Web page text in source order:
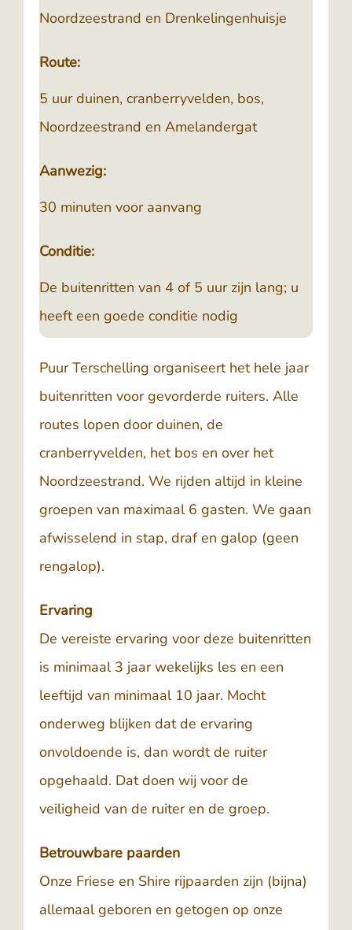
Noordzeestrand en Drenkelingenhuisje
Route:
5 uur duinen, cranberryvelden, bos,
Noordzeestrand en Amelandergat
Aanwezig:
30 minuten voor aanvang
Conditie:
De buitenritten van 4 of 5 uur zijn lang; u
heeft een goede conditie nodig
Puur Terschelling organiseert het hele jaar
buitenritten voor gevorderde ruiters. Alle
routes lopen door duinen, de
cranberryvelden, het bos en over het
Noordzeestrand. We rijden altijd in kleine
groepen van maximaal 6 gasten. We gaan
afwisselend in stap, draf en galop (geen
rengalop).
Ervaring
De vereiste ervaring voor deze buitenritten
is minimaal 3 jaar wekelijks les en een
leeftijd van minimaal 10 jaar. Mocht
onderweg blijken dat de ervaring
onvoldoende is, dan wordt de ruiter
opgehaald. Dat doen wij voor de
veiligheid van de ruiter en de groep.
Betrouwbare paarden
Onze Friese en Shire rijpaarden zijn (bijna)
allemaal geboren en getogen op onze